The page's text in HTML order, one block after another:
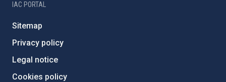
IAC PORTAL
Sitemap
Privacy policy
Legal notice
Cookies policy